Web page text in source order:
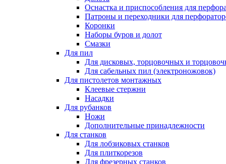
Оснастка и приспособления для
Патроны и переходники для
Коронки
Наборы буров и долот
Смазки
Для пил
Для дисковых, торцовочных и
Для сабельных пил (электроножовок)
Для пистолетов монтажных
Клеевые стержни
Насадки
Для рубанков
Ножи
Дополнительные принадлежности
Для станков
Для лобзиковых станков
Для плиткорезов
Для фрезерных станков